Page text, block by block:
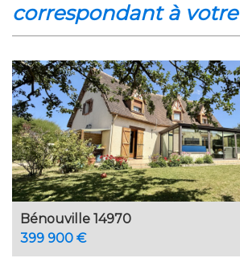
correspondant à
Bénouville 14970
399 900 €